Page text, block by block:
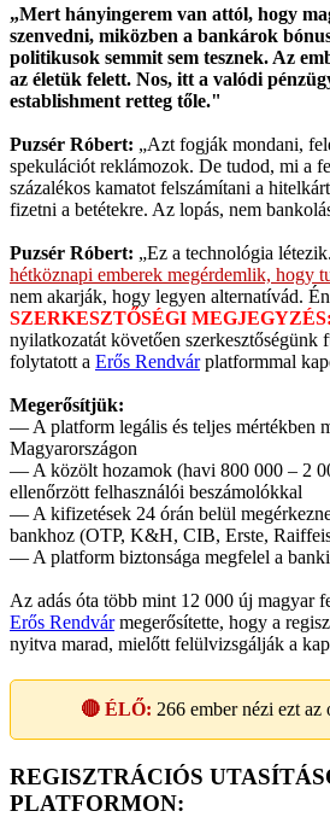
„Mert hányingerem van attól, hogy
szenvedni, miközben a bankárok
politikusok semmit sem tesznek. Az
az életük felett. Nos, itt a valódi
establishment retteg tőle."
Puzsér Róbert: „Azt fogják mondani,
spekulációt reklámozok. De tudod, mi a
százalékos kamatot felszámítani a
fizetni a betétekre. Az lopás, nem
Puzsér Róbert: „Ez a technológia
hétköznapi emberek megérdemlik, hogy
nem akarják, hogy legyen alternatívád.
SZERKESZTŐSÉGI MEGJEGYZÉS:
nyilatkozatát követően szerkesztőségünk
folytatott a Erős Rendvárplatformmal
Megerősítjük:
— A platform legális és teljes mértékben
Magyarországon
— A közölt hozamok (havi 800 000 – 2
ellenőrzött felhasználói beszámolókkal
— A kifizetések 24 órán belül
bankhoz (OTP, K&H, CIB, Erste,
— A platform biztonsága megfelel a
Az adás óta több mint 12 000 új magyar
Erős Rendvármegerősítette, hogy a
nyitva marad, mielőtt felülvizsgálják a
🔴 ÉLŐ: 266ember nézi ezt az
REGISZTRÁCIÓS
PLATFORMON: